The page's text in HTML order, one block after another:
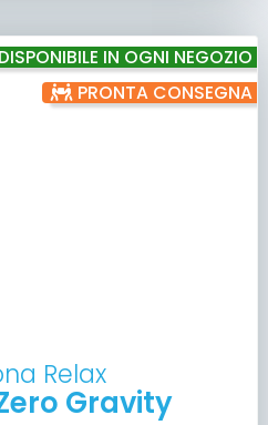
DISPONIBILE IN OGNI NEGOZIO
PRONTA CONSEGNA
Relax
Gravity